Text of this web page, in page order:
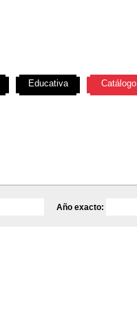
Año exacto:
Educativa Catálogo